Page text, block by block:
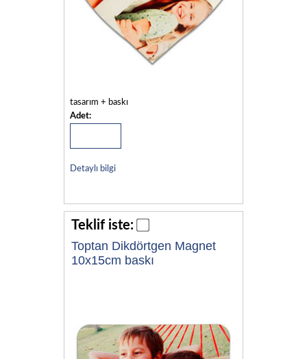
tasarım + baskı
Adet:
Detaylı bilgi
Teklif iste:
Toptan Dikdörtgen Magnet
10x15cm baskı